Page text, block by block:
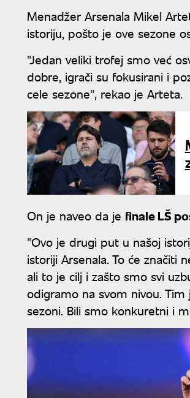
Menadžer Arsenala Mikel
istoriju, pošto je ove sezone
"Jedan veliki trofej smo već
dobre, igrači su fokusirani i
cele sezone", rekao je Arteta.
On je naveo da je finale LŠ
"Ovo je drugi put u našoj
istoriji Arsenala. To će značiti
ali to je cilj i zašto smo svi
odigramo na svom nivou.
sezoni. Bili smo konkuretni i